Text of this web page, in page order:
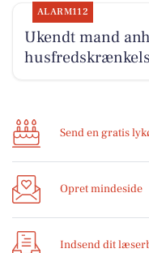
ALARM112
Ukendt mand
Send en gratis
Opret mindeside
Indsend dit